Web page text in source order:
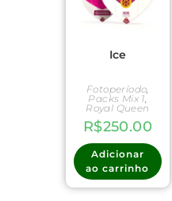
Ice
Fotoperíodo
Packs Mix 1 ,
Royal Queen
R$250.00
Adicionar
ao carrinho